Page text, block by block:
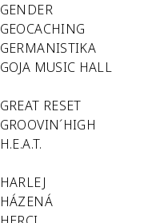
GENDER
GEOCACHING
GERMANISTIKA
GOJA MUSIC HALL
GREAT RESET
GROOVIN´HIGH
H.E.A.T.
HARLEJ
HÁZENÁ